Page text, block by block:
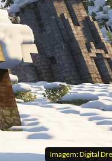
Imagem: Digital